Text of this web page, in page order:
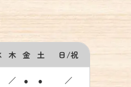
木 金 土 日/祝
／ ● ● ／